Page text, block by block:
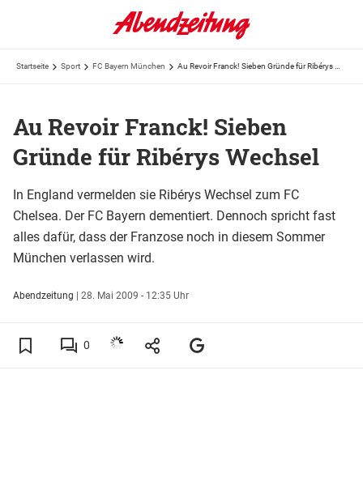
Startseite Sport FC Bayern München
Au Revoir Franck! Sieben
Gründe für Ribérys Wechsel
In England vermelden sie Ribérys Wechsel zum FC
Chelsea. Der FC Bayern dementiert. Dennoch spricht fast
alles dafür, dass der Franzose noch in diesem Sommer
München verlassen wird.
Abendzeitung | 28. Mai 2009 - 12:35 Uhr
0